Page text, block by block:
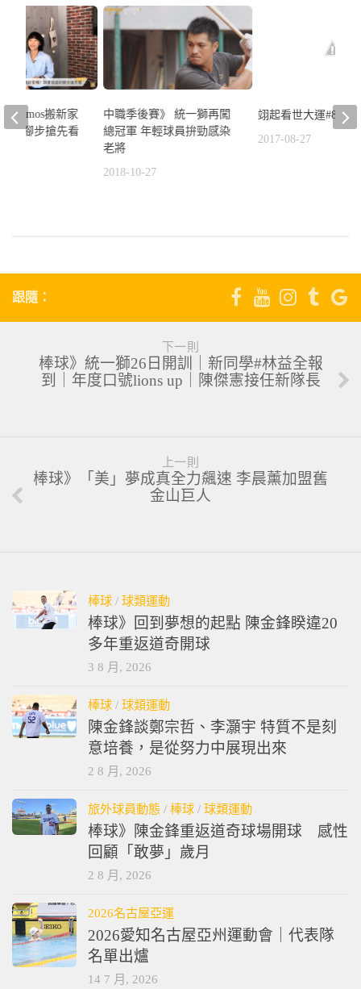
中職季後賽》 統一獅再闖
總冠軍 年輕球員拚勁感染
老將
2018-10-27
翊起看世大運#8
2017-08-27
vamos搬新家
的腳步搶先看
跟隨：
下一則
棒球》統一獅26日開訓｜新同學#林益全報
到｜年度口號lions up｜陳傑憲接任新隊長
上一則
棒球》「美」夢成真全力飆速 李晨薰加盟舊
金山巨人
棒球 / 球類運動
棒球》回到夢想的起點 陳金鋒睽違20
多年重返道奇開球
3 8 月, 2026
棒球 / 球類運動
陳金鋒談鄭宗哲、李灝宇 特質不是刻
意培養，是從努力中展現出來
2 8 月, 2026
旅外球員動態 / 棒球 / 球類運動
棒球》陳金鋒重返道奇球場開球 感性
回顧「敢夢」歲月
2 8 月, 2026
2026名古屋亞運
2026愛知名古屋亞州運動會｜代表隊
名單出爐
14 7 月, 2026